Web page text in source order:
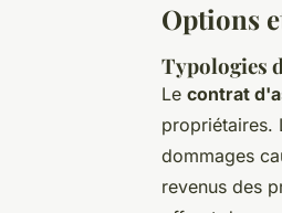
Options
Typologies
Le contrat
propriétaires.
dommages
revenus des